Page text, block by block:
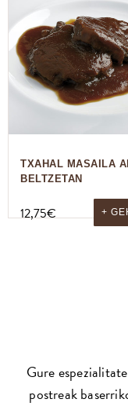
TXAHAL MASAILA
BELTZETAN
12,75€ +
Gure
postreak